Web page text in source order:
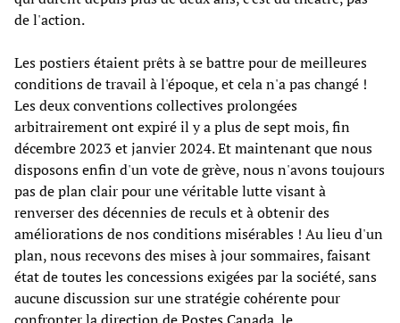
de l'action.
Les postiers étaient prêts à se battre pour de meilleures
conditions de travail à l'époque, et cela n'a pas changé !
Les deux conventions collectives prolongées
arbitrairement ont expiré il y a plus de sept mois, fin
décembre 2023 et janvier 2024. Et maintenant que nous
disposons enfin d'un vote de grève, nous n'avons toujours
pas de plan clair pour une véritable lutte visant à
renverser des décennies de reculs et à obtenir des
améliorations de nos conditions misérables ! Au lieu d'un
plan, nous recevons des mises à jour sommaires, faisant
état de toutes les concessions exigées par la société, sans
aucune discussion sur une stratégie cohérente pour